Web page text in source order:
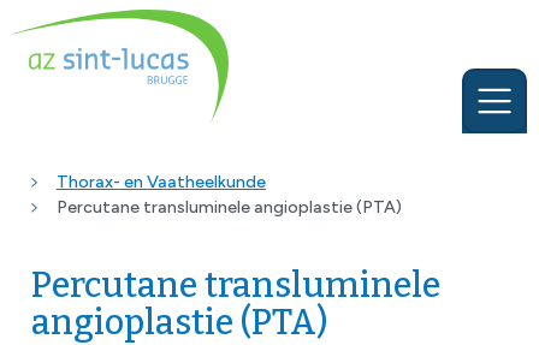
Thorax- en Vaatheelkunde
Percutane transluminele angioplastie (PTA)
Percutane transluminele
angioplastie (PTA)